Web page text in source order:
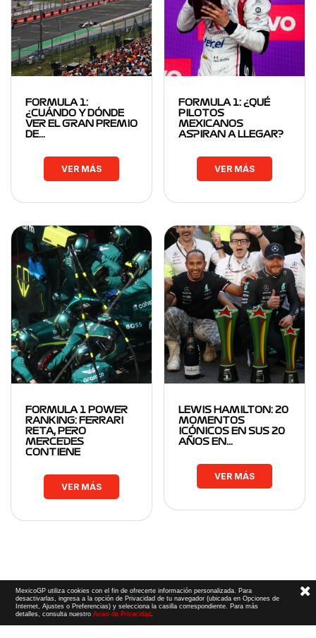
FORMULA 1:
¿CUÁNDO Y DÓNDE
VER EL GRAN PREMIO
DE…
VER MÁS
FORMULA 1: ¿QUÉ
PILOTOS
MEXICANOS
ASPIRAN A LLEGAR?
VER MÁS
FORMULA 1 POWER
RANKING: FERRARI
RETA, PERO
MERCEDES
CONTIENE
VER MÁS
LEWIS HAMILTON: 20
MOMENTOS
ICÓNICOS EN SUS 20
AÑOS EN…
VER MÁS
MexicoGP utiliza cookies con el fin de ofrecerte información personalizada. Para
desactivarlas, ingresa a la opción de Privacidad de tu navegador (ubicada en Opciones de
Internet, Ajustes o Preferencias) y selecciona la casilla correspondiente. Para más
detalles, consulta nuestroAviso de Privacidad.